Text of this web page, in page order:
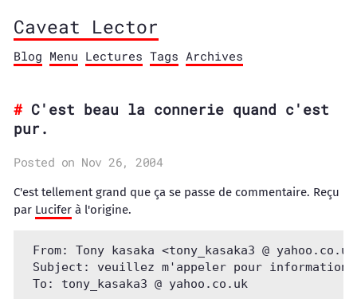
Caveat Lector
Blog Menu Lectures Tags Archives
C'est beau la connerie quand c'est
pur.
Posted on Nov 26, 2004
C'est tellement grand que ça se passe de commentaire. Reçu
par Lucifer à l'origine.
From: Tony kasaka <tony_kasaka3 @
Subject: veuillez m'appeler pour information
To: tony_kasaka3 @ yahoo.co.uk